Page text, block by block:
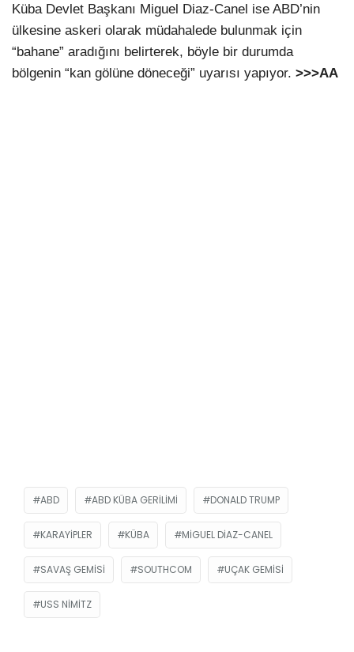
Küba Devlet Başkanı Miguel Diaz-Canel ise ABD’nin
ülkesine askeri olarak müdahalede bulunmak için
“bahane” aradığını belirterek, böyle bir durumda
bölgenin “kan gölüne döneceği” uyarısı yapıyor. >>>AA
ABD ABD KÜBA GERILIMI DONALD TRUMP
KARAYIPLER KÜBA MIGUEL DIAZ-CANEL
SAVAŞ GEMISI SOUTHCOM UÇAK GEMISI
USS NIMITZ